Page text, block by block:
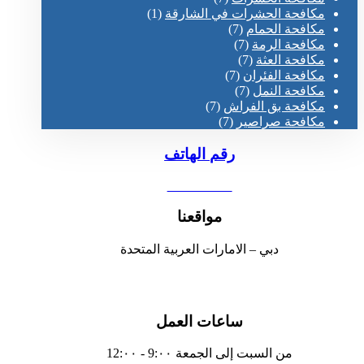
مكافحة الحشرات في الشارقة (1)
مكافحة الحمام (7)
مكافحة الرمة (7)
مكافحة العثة (7)
مكافحة الفئران (7)
مكافحة النمل (7)
مكافحة بق الفراش (7)
مكافحة صراصير (7)
رقم الهاتف
مواقعنا
دبي – الامارات العربية المتحدة
ساعات العمل
من السبت إلى الجمعة 9:٠٠ - 12:٠٠